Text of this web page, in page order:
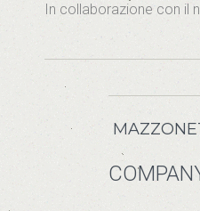
In collaborazione con il